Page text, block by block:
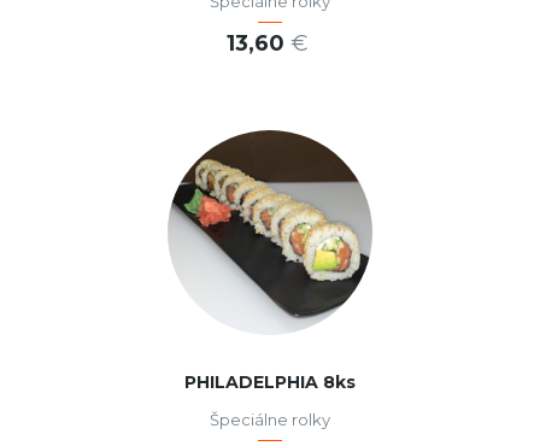
13,60 €
PHILADELPHIA 8ks
Špeciálne rolky